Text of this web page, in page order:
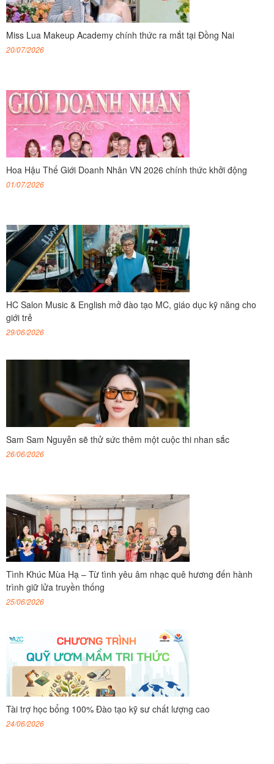
Miss Lua Makeup Academy chính thức ra mắt tại Đồng Nai
20/07/2026
Hoa Hậu Thế Giới Doanh Nhân VN 2026 chính thức khởi động
01/07/2026
HC Salon Music & English mở đào tạo MC, giáo dục kỹ năng cho
giới trẻ
29/06/2026
Sam Sam Nguyễn sẽ thử sức thêm một cuộc thi nhan sắc
26/06/2026
Tình Khúc Mùa Hạ – Từ tình yêu âm nhạc quê hương đến hành
trình giữ lửa truyền thống
25/06/2026
Tài trợ học bổng 100% Đào tạo kỹ sư chất lượng cao
24/06/2026